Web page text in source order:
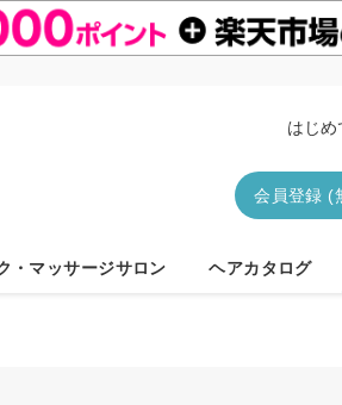
はじめ
会員登録 (
・マッサージサロン ヘアカタログ